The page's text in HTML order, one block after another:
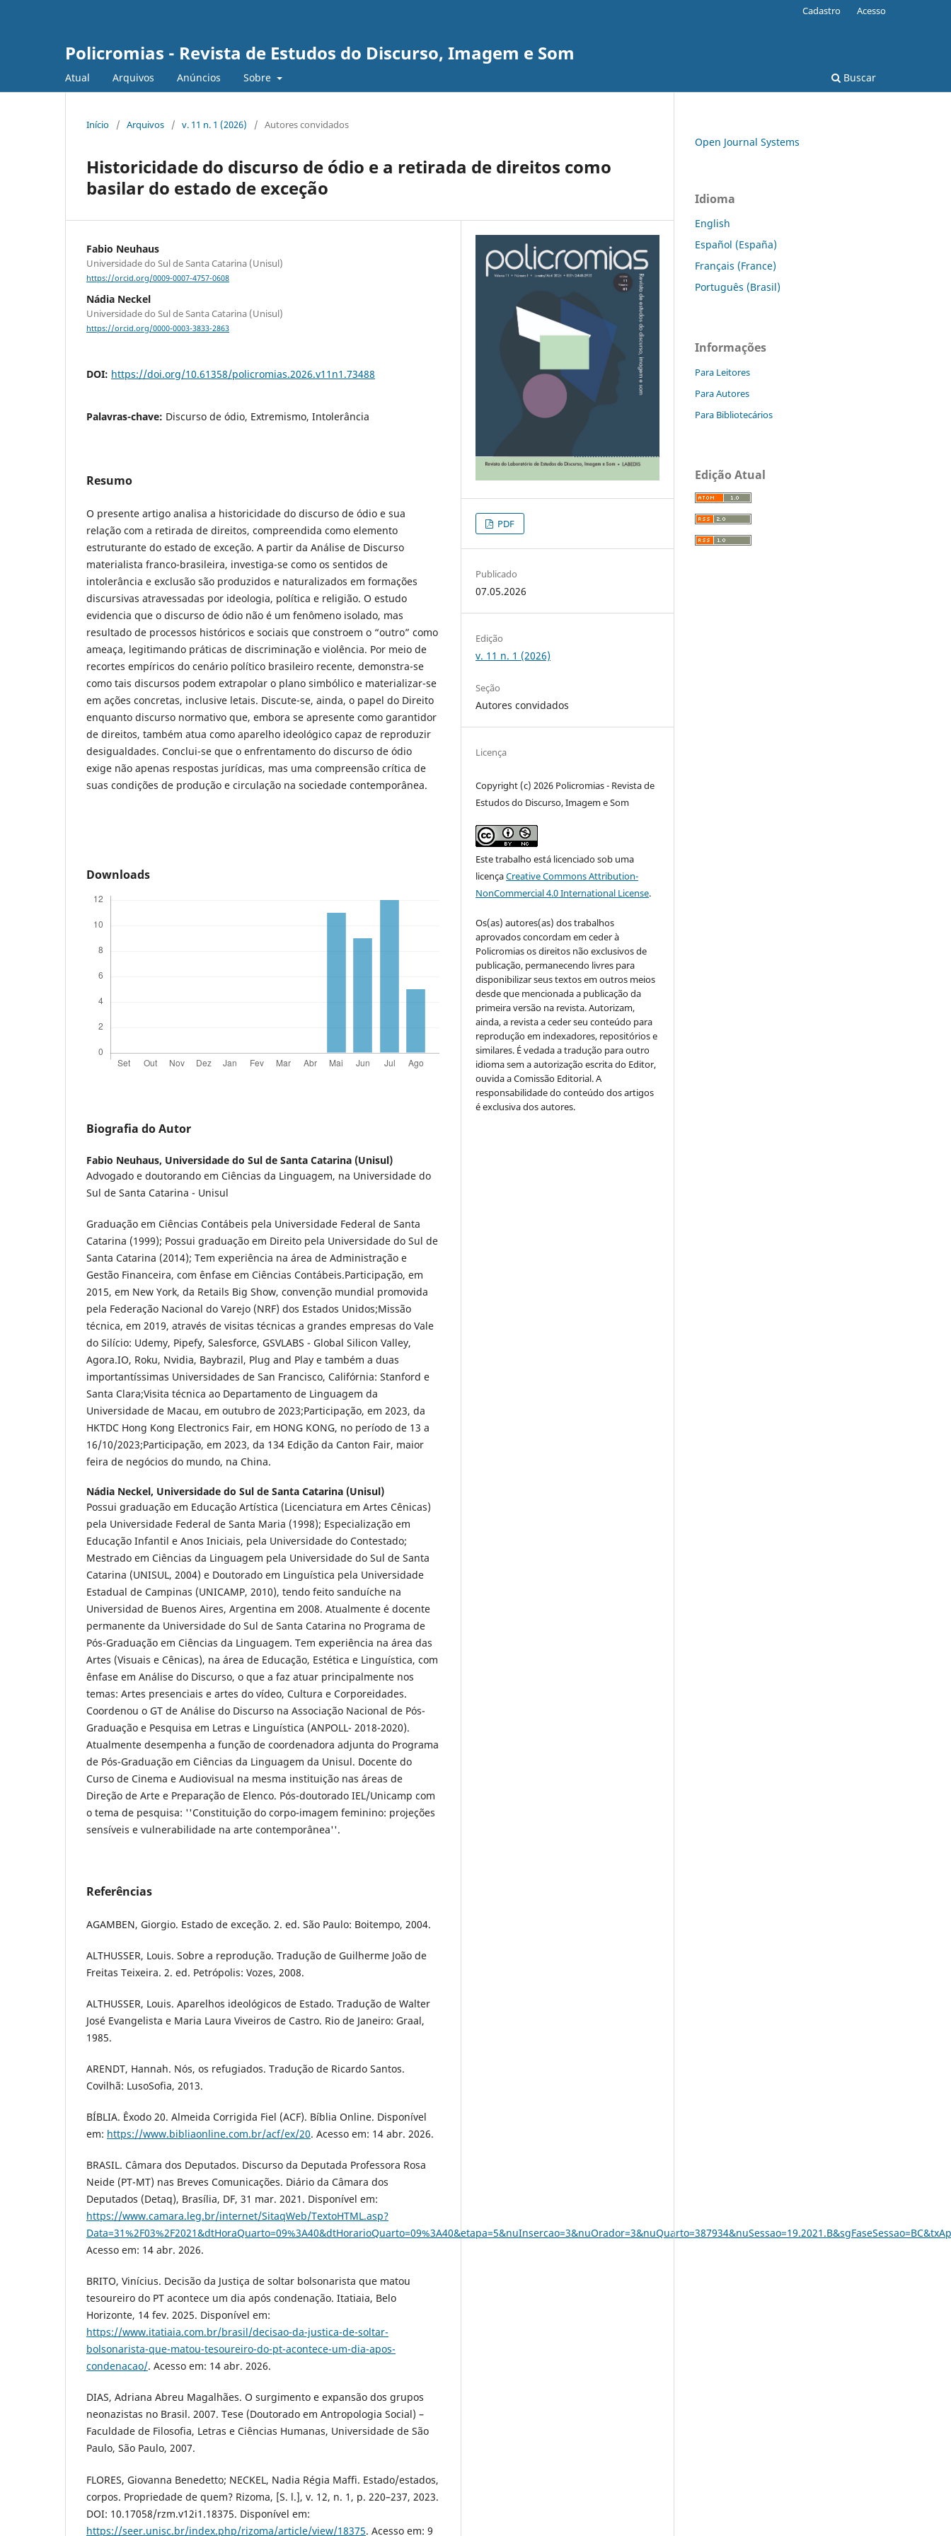
Policromias - Revista de Estudos do Discurso, Imagem e Som
Atual Arquivos Anúncios Sobre Buscar
Cadastro Acesso
Início / Arquivos / v. 11 n. 1 (2026) / Autores convidados
Historicidade do discurso de ódio e a retirada de direitos como
basilar do estado de exceção
Fabio Neuhaus
Universidade do Sul de Santa Catarina (Unisul)
https://orcid.org/0009-0007-4757-0608
Nádia Neckel
Universidade do Sul de Santa Catarina (Unisul)
https://orcid.org/0000-0003-3833-2863
DOI: https://doi.org/10.61358/policromias.2026.v11n1.73488
Palavras-chave: Discurso de ódio, Extremismo, Intolerância
Resumo
O presente artigo analisa a historicidade do discurso de ódio e sua
relação com a retirada de direitos, compreendida como elemento
estruturante do estado de exceção. A partir da Análise de Discurso
materialista franco-brasileira, investiga-se como os sentidos de
intolerância e exclusão são produzidos e naturalizados em formações
discursivas atravessadas por ideologia, política e religião. O estudo
evidencia que o discurso de ódio não é um fenômeno isolado, mas
resultado de processos históricos e sociais que constroem o “outro” como
ameaça, legitimando práticas de discriminação e violência. Por meio de
recortes empíricos do cenário político brasileiro recente, demonstra-se
como tais discursos podem extrapolar o plano simbólico e materializar-se
em ações concretas, inclusive letais. Discute-se, ainda, o papel do Direito
enquanto discurso normativo que, embora se apresente como garantidor
de direitos, também atua como aparelho ideológico capaz de reproduzir
desigualdades. Conclui-se que o enfrentamento do discurso de ódio
exige não apenas respostas jurídicas, mas uma compreensão crítica de
suas condições de produção e circulação na sociedade contemporânea.
Downloads
Biografia do Autor
Fabio Neuhaus, Universidade do Sul de Santa Catarina (Unisul)
Advogado e doutorando em Ciências da Linguagem, na Universidade do
Sul de Santa Catarina - Unisul
Graduação em Ciências Contábeis pela Universidade Federal de Santa
Catarina (1999); Possui graduação em Direito pela Universidade do Sul de
Santa Catarina (2014); Tem experiência na área de Administração e
Gestão Financeira, com ênfase em Ciências Contábeis.Participação, em
2015, em New York, da Retails Big Show, convenção mundial promovida
pela Federação Nacional do Varejo (NRF) dos Estados Unidos;Missão
técnica, em 2019, através de visitas técnicas a grandes empresas do Vale
do Silício: Udemy, Pipefy, Salesforce, GSVLABS - Global Silicon Valley,
Agora.IO, Roku, Nvidia, Baybrazil, Plug and Play e também a duas
importantíssimas Universidades de San Francisco, Califórnia: Stanford e
Santa Clara;Visita técnica ao Departamento de Linguagem da
Universidade de Macau, em outubro de 2023;Participação, em 2023, da
HKTDC Hong Kong Electronics Fair, em HONG KONG, no período de 13 a
16/10/2023;Participação, em 2023, da 134 Edição da Canton Fair, maior
feira de negócios do mundo, na China.
Nádia Neckel, Universidade do Sul de Santa Catarina (Unisul)
Possui graduação em Educação Artística (Licenciatura em Artes Cênicas)
pela Universidade Federal de Santa Maria (1998); Especialização em
Educação Infantil e Anos Iniciais, pela Universidade do Contestado;
Mestrado em Ciências da Linguagem pela Universidade do Sul de Santa
Catarina (UNISUL, 2004) e Doutorado em Linguística pela Universidade
Estadual de Campinas (UNICAMP, 2010), tendo feito sanduíche na
Universidad de Buenos Aires, Argentina em 2008. Atualmente é docente
permanente da Universidade do Sul de Santa Catarina no Programa de
Pós-Graduação em Ciências da Linguagem. Tem experiência na área das
Artes (Visuais e Cênicas), na área de Educação, Estética e Linguística, com
ênfase em Análise do Discurso, o que a faz atuar principalmente nos
temas: Artes presenciais e artes do vídeo, Cultura e Corporeidades.
Coordenou o GT de Análise do Discurso na Associação Nacional de Pós-
Graduação e Pesquisa em Letras e Linguística (ANPOLL- 2018-2020).
Atualmente desempenha a função de coordenadora adjunta do Programa
de Pós-Graduação em Ciências da Linguagem da Unisul. Docente do
Curso de Cinema e Audiovisual na mesma instituição nas áreas de
Direção de Arte e Preparação de Elenco. Pós-doutorado IEL/Unicamp com
o tema de pesquisa: ''Constituição do corpo-imagem feminino: projeções
sensíveis e vulnerabilidade na arte contemporânea''.
Referências
AGAMBEN, Giorgio. Estado de exceção. 2. ed. São Paulo: Boitempo, 2004.
ALTHUSSER, Louis. Sobre a reprodução. Tradução de Guilherme João de
Freitas Teixeira. 2. ed. Petrópolis: Vozes, 2008.
ALTHUSSER, Louis. Aparelhos ideológicos de Estado. Tradução de Walter
José Evangelista e Maria Laura Viveiros de Castro. Rio de Janeiro: Graal,
1985.
ARENDT, Hannah. Nós, os refugiados. Tradução de Ricardo Santos.
Covilhã: LusoSofia, 2013.
BÍBLIA. Êxodo 20. Almeida Corrigida Fiel (ACF). Bíblia Online. Disponível
em: https://www.bibliaonline.com.br/acf/ex/20. Acesso em: 14 abr. 2026.
BRASIL. Câmara dos Deputados. Discurso da Deputada Professora Rosa
Neide (PT-MT) nas Breves Comunicações. Diário da Câmara dos
Deputados (Detaq), Brasília, DF, 31 mar. 2021. Disponível em:
https://www.camara.leg.br/internet/SitaqWeb/TextoHTML.asp?
Acesso em: 14 abr. 2026.
BRITO, Vinícius. Decisão da Justiça de soltar bolsonarista que matou
tesoureiro do PT acontece um dia após condenação. Itatiaia, Belo
Horizonte, 14 fev. 2025. Disponível em:
https://www.itatiaia.com.br/brasil/decisao-da-justica-de-soltar-
bolsonarista-que-matou-tesoureiro-do-pt-acontece-um-dia-apos-
condenacao/. Acesso em: 14 abr. 2026.
DIAS, Adriana Abreu Magalhães. O surgimento e expansão dos grupos
neonazistas no Brasil. 2007. Tese (Doutorado em Antropologia Social) –
Faculdade de Filosofia, Letras e Ciências Humanas, Universidade de São
Paulo, São Paulo, 2007.
FLORES, Giovanna Benedetto; NECKEL, Nadia Régia Maffi. Estado/estados,
corpos. Propriedade de quem? Rizoma, [S. l.], v. 12, n. 1, p. 220–237, 2023.
DOI: 10.17058/rzm.v12i1.18375. Disponível em:
https://seer.unisc.br/index.php/rizoma/article/view/18375. Acesso em: 9
PDF
Publicado
07.05.2026
Edição
v. 11 n. 1 (2026)
Seção
Autores convidados
Licença
Copyright (c) 2026 Policromias - Revista de
Estudos do Discurso, Imagem e Som
Este trabalho está licenciado sob uma
licençaCreative Commons Attribution-
NonCommercial 4.0 International License.
Os(as) autores(as) dos trabalhos
aprovados concordam em ceder à
Policromias os direitos não exclusivos de
publicação, permanecendo livres para
disponibilizar seus textos em outros meios
desde que mencionada a publicação da
primeira versão na revista. Autorizam,
ainda, a revista a ceder seu conteúdo para
reprodução em indexadores, repositórios e
similares. É vedada a tradução para outro
idioma sem a autorização escrita do Editor,
ouvida a Comissão Editorial. A
responsabilidade do conteúdo dos artigos
é exclusiva dos autores.
Open Journal Systems
Idioma
English
Español (España)
Français (France)
Português (Brasil)
Informações
Para Leitores
Para Autores
Para Bibliotecários
Edição Atual